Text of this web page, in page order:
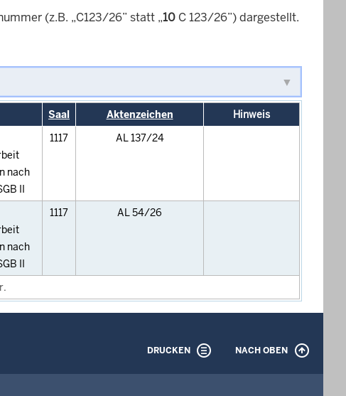
(z.B. „C123/26” statt „10 C 123/26”) dargestellt.
Saal Aktenzeichen
Hinweis
nach
II
1117 AL 137/24
nach
II
1117 AL 54/26
DRUCKEN NACH OBEN